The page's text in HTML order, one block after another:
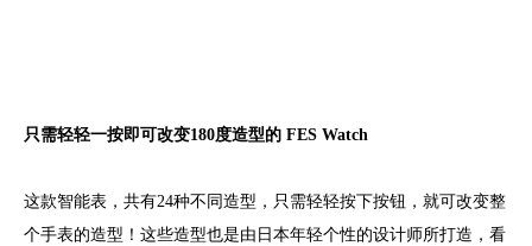
只需轻轻一按即可改变180度造型的 FES Watch
这款智能表，共有24种不同造型，只需轻轻按下按钮，就可改变整
个手表的造型！这些造型也是由日本年轻个性的设计师所打造，看